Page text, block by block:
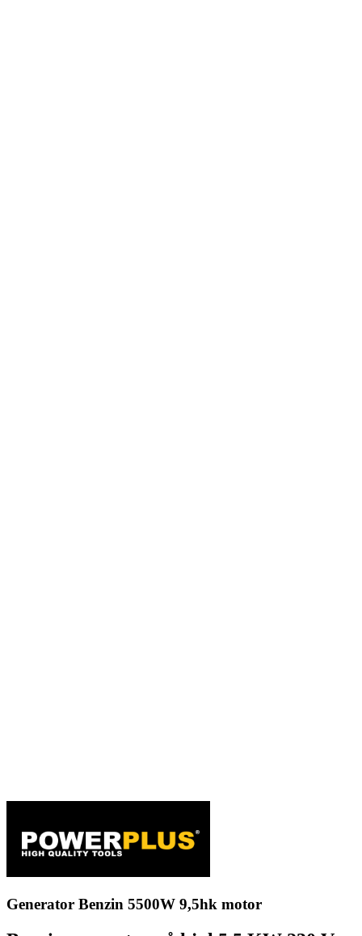
Generator Benzin 5500W 9,5hk motor